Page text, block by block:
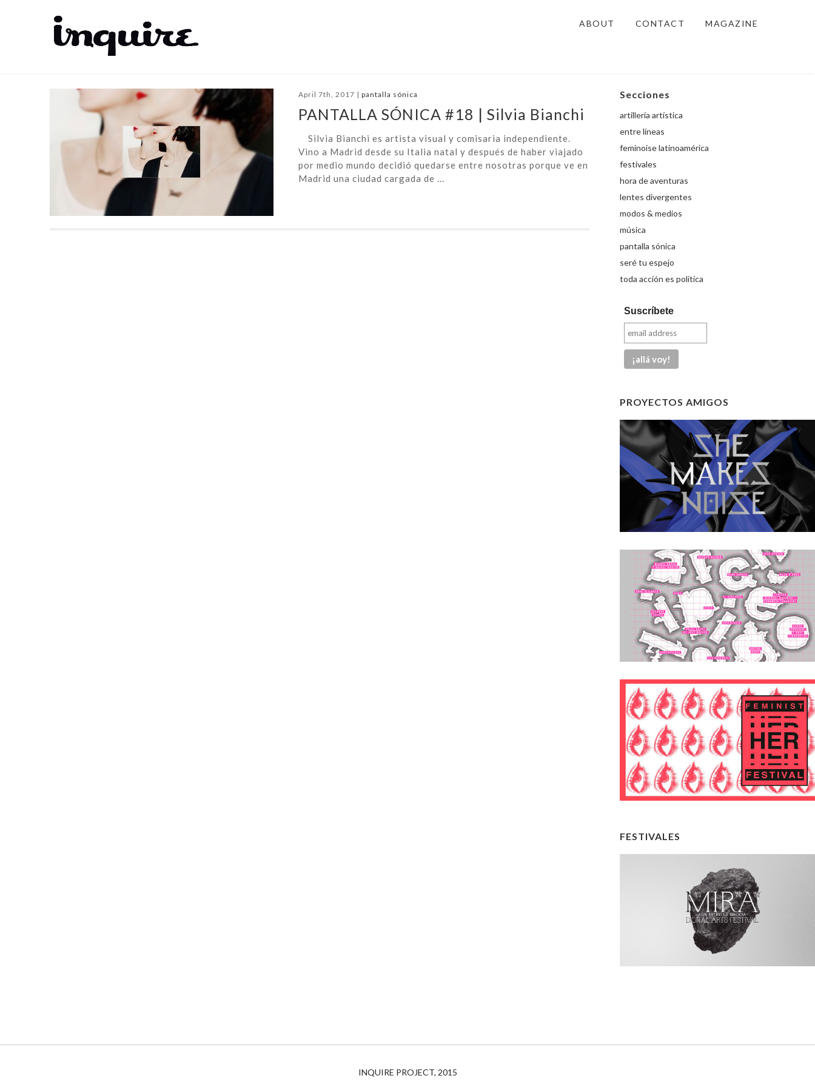
ABOUT CONTACT MAGAZINE
April 7th, 2017 | pantalla sónica
PANTALLA SÓNICA #18 | Silvia Bianchi
Silvia Bianchi es artista visual y comisaria independiente.
Vino a Madrid desde su Italia natal y después de haber viajado
por medio mundo decidió quedarse entre nosotras porque ve en
Madrid una ciudad cargada de ...
Secciones
artillería artística
entre líneas
feminoise latinoamérica
festivales
hora de aventuras
lentes divergentes
modos & medios
música
pantalla sónica
seré tu espejo
toda acción es política
Suscríbete
PROYECTOS AMIGOS
FESTIVALES
INQUIRE PROJECT, 2015